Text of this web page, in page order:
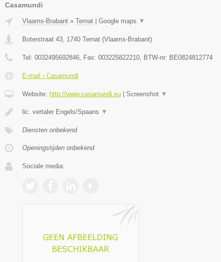
Casamundi
Vlaams-Brabant » Ternat Google maps ▼
Boterstraat 43 1740 Ternat (Vlaams-Brabant)
Tel: 0032495692846 , Fax: 003225822210 , BTW-nr: BE0824812774
E-mail › Casamundi
Website: http://www.casamundi.eu Screenshot ▼
lic. vertaler Engels/Spaans ▼
Diensten onbekend
Openingstijden onbekend
Sociale media: